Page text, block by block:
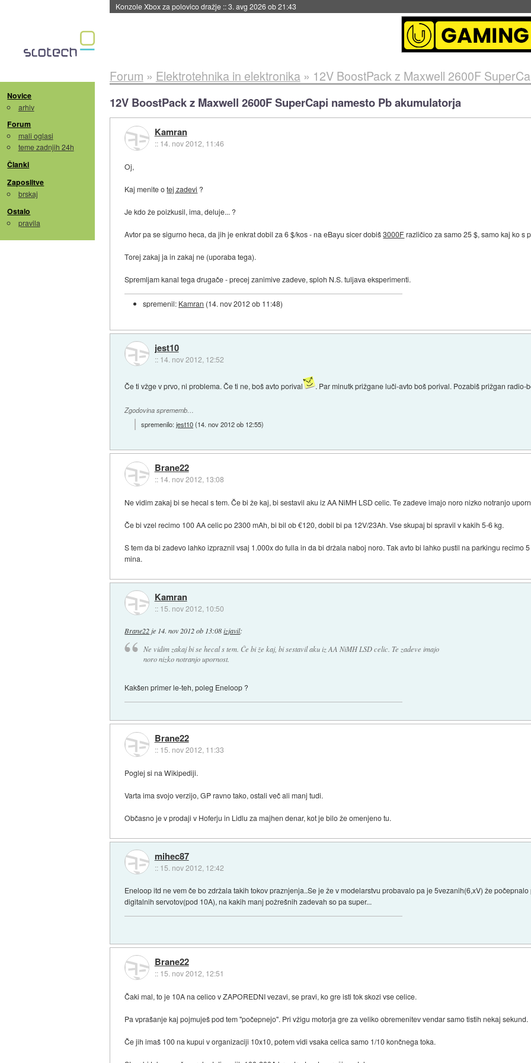
Konzole Xbox za polovico dražje ::3. avg 2026 ob 21:43
Novice
arhiv
Forum
mali oglasi
teme zadnjih 24h
Članki
Zaposlitve
brskaj
Ostalo
pravila
Forum » Elektrotehnika in elektronika» 12V BoostPack z Maxwell 2600F
12V BoostPack z Maxwell 2600F SuperCapi namesto Pb akumulatorja
Kamran
:: 14. nov 2012, 11:46
Oj,
Kaj menite otej zadevi ?
Je kdo že poizkusil, ima, deluje... ?
Avtor pa se sigurno heca, da jih je enkrat dobil za 6 $/kos - na eBayu sicer dobiš3000Frazličico za samo 25 $, samo kaj ko s
Torej zakaj ja in zakaj ne (uporaba tega).
Spremljam kanal tega drugače - precej zanimive zadeve, sploh N.S. tuljava eksperimenti.
spremenil: Kamran (14. nov 2012 ob 11:48)
jest10
:: 14. nov 2012, 12:52
Če ti vžge v prvo, ni problema. Če ti ne, boš avto porival . Par minutk prižgane luči-avto boš porival. Pozabiš prižgan radio-
Zgodovina sprememb…
spremenilo:jest10(14. nov 2012 ob 12:55)
Brane22
:: 14. nov 2012, 13:08
Ne vidim zakaj bi se hecal s tem. Če bi že kaj, bi sestavil aku iz AA NiMH LSD celic. Te zadeve imajo noro nizko notranjo
Če bi vzel recimo 100 AA celic po 2300 mAh, bi bil ob €120, dobil bi pa 12V/23Ah. Vse skupaj bi spravil v kakih 5-6 kg.
S tem da bi zadevo lahko izpraznil vsaj 1.000x do fulla in da bi držala naboj noro. Tak avto bi lahko pustil na parkingu recimo
mina.
Kamran
:: 15. nov 2012, 10:50
Brane22je 14. nov 2012 ob 13:08 izjavil:
Ne vidim zakaj bi se hecal s tem. Če bi že kaj, bi sestavil aku iz AA NiMH LSD celic. Te zadeve imajo
noro nizko notranjo upornost.
Kakšen primer le-teh, poleg Eneloop ?
Brane22
:: 15. nov 2012, 11:33
Poglej si na Wikipediji.
Varta ima svojo verzijo, GP ravno tako, ostali več ali manj tudi.
Občasno je v prodaji v Hoferju in Lidlu za majhen denar, kot je bilo že omenjeno tu.
mihec87
:: 15. nov 2012, 12:42
Eneloop itd ne vem če bo zdržala takih tokov praznjenja..Se je že v modelarstvu probavalo pa je 5vezanih(6,xV) že
digitalnih servotov(pod 10A), na kakih manj požrešnih zadevah so pa super...
Brane22
:: 15. nov 2012, 12:51
Čaki mal, to je 10A na celico v ZAPOREDNI vezavi, se pravi, ko gre isti tok skozi vse celice.
Pa vprašanje kaj pojmuješ pod tem "počepnejo". Pri vžigu motorja gre za veliko obremenitev vendar samo tistih nekaj sekund.
Če jih imaš 100 na kupui v organizaciji 10x10, potem vidi vsaka celica samo 1/10 končnega toka.